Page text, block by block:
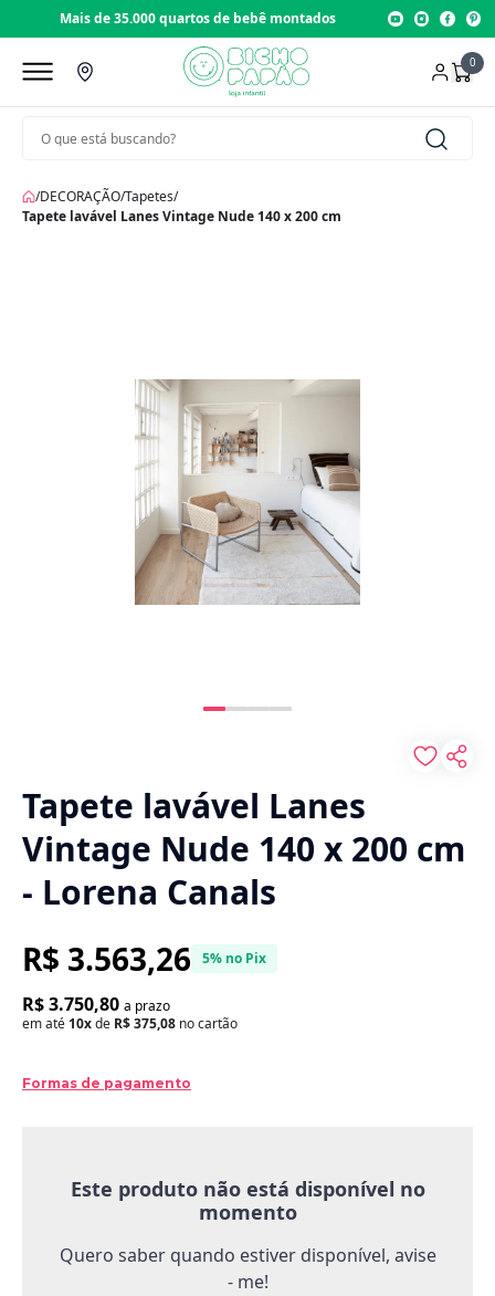
Mais de 35.000 quartos de bebê montados
0
/DECORAÇÃO/Tapetes/
Tapete lavável Lanes Vintage Nude 140 x 200 cm
Tapete lavável Lanes
Vintage Nude 140 x 200 cm
- Lorena Canals
R$ 3.563,26 5% no Pix
R$ 3.750,80 a prazo
em até 10xde R$ 375,08 no cartão
Formas de pagamento
Este produto não está disponível no
momento
Quero saber quando estiver disponível, avise
- me!